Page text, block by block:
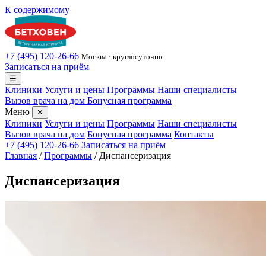
К содержимому
+7 (495) 120-26-66 Москва · круглосуточно
Записаться на приём
☰
Клиники Услуги и цены Программы Наши специалисты
Вызов врача на дом Бонусная программа
Меню
✕
Клиники Услуги и цены Программы Наши специалисты
Вызов врача на дом Бонусная программа Контакты
+7 (495) 120-26-66 Записаться на приём
Главная / Программы / Диспансеризация
Диспансеризация